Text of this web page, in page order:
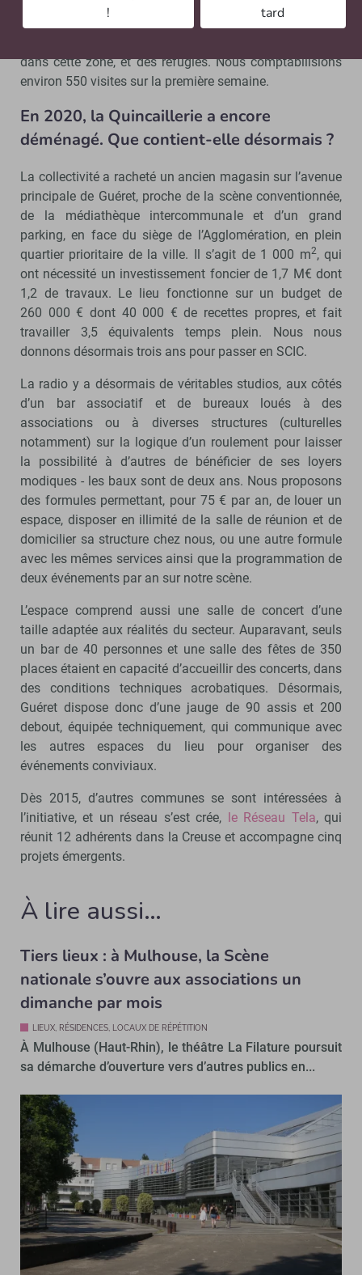
Le lieu avait aussi un aspect social et événementiel, où
se croisaient les actifs du coin comme des individus en
dans cette zone, et des réfugiés. Nous comptabilisions
environ 550 visites sur la première semaine.
En 2020, la Quincaillerie a encore
déménagé. Que contient-elle désormais ?
La collectivité a racheté un ancien magasin sur l’avenue
principale de Guéret, proche de la scène conventionnée,
de la médiathèque intercommunale et d’un grand
parking, en face du siège de l’Agglomération, en plein
quartier prioritaire de la ville. Il s’agit de 1 000 m2, qui
ont nécessité un investissement foncier de 1,7 M€ dont
1,2 de travaux. Le lieu fonctionne sur un budget de
260 000 € dont 40 000 € de recettes propres, et fait
travailler 3,5 équivalents temps plein. Nous nous
donnons désormais trois ans pour passer en SCIC.
La radio y a désormais de véritables studios, aux côtés
d’un bar associatif et de bureaux loués à des
associations ou à diverses structures (culturelles
notamment) sur la logique d’un roulement pour laisser
la possibilité à d’autres de bénéficier de ses loyers
modiques - les baux sont de deux ans. Nous proposons
des formules permettant, pour 75 € par an, de louer un
espace, disposer en illimité de la salle de réunion et de
domicilier sa structure chez nous, ou une autre formule
avec les mêmes services ainsi que la programmation de
deux événements par an sur notre scène.
L’espace comprend aussi une salle de concert d’une
taille adaptée aux réalités du secteur. Auparavant, seuls
un bar de 40 personnes et une salle des fêtes de 350
places étaient en capacité d’accueillir des concerts, dans
des conditions techniques acrobatiques. Désormais,
Guéret dispose donc d’une jauge de 90 assis et 200
debout, équipée techniquement, qui communique avec
les autres espaces du lieu pour organiser des
événements conviviaux.
Dès 2015, d’autres communes se sont intéressées à
l’initiative, et un réseau s’est crée, le Réseau Tela, qui
réunit 12 adhérents dans la Creuse et accompagne cinq
projets émergents.
À lire aussi…
Tiers lieux : à Mulhouse, la Scène
nationale s’ouvre aux associations un
dimanche par mois
LIEUX, RÉSIDENCES, LOCAUX DE RÉPÉTITION
À Mulhouse (Haut-Rhin), le théâtre La Filature poursuit
sa démarche d’ouverture vers d’autres publics en...
!
tard